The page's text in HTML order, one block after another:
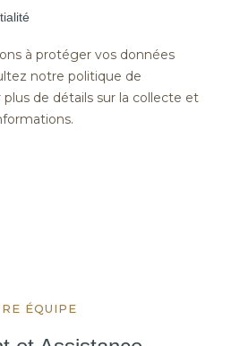
à protéger vos données
notre politique de
de détails sur la collecte et
ÉQUIPE